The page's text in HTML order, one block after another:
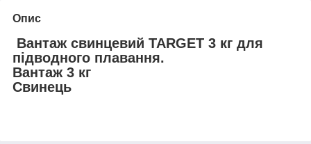
Опис
Вантаж свинцевий TARGET 3 кг для
підводного плавання.
Вантаж 3 кг
Свинець